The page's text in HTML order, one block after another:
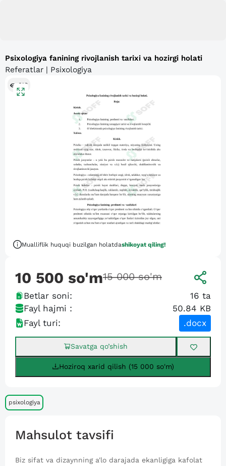
Psixologiya fanining rivojlanish tarixi va hozirgi holati
Referatlar | Psixologiya
618
Mualliflik huquqi buzilgan holatdashikoyat qiling!
10 500 so'm15 000 so'm
Betlar soni: 16 ta
Fayl hajmi :
50.84 KB
Fayl turi:
.docx
Savatga qo’shish
Hoziroq xarid qilish (15 000 so'm)
psixologiya
Mahsulot tavsifi
Biz sifat va dizaynning a'lo darajada ekanligiga kafolat